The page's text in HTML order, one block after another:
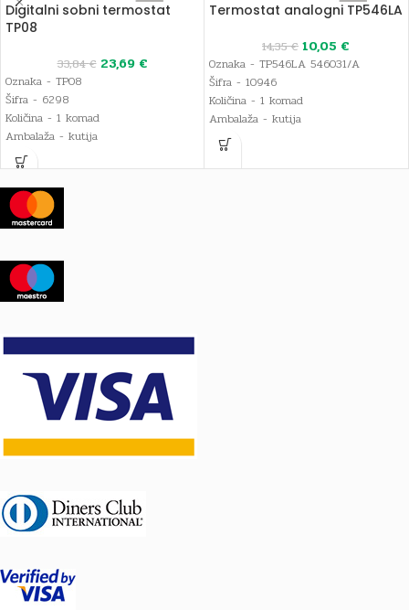
Digitalni sobni termostat
TP08
33,84€ 23,69 €
Oznaka - TP08
Šifra - 6298
Količina - 1 komad
Ambalaža - kutija
Dimenzije pakiranja - 9 x 4 x 9 cm
Bruto težina - 0,135 kg
Termostat analogni TP546LA
14,35€ 10,05 €
Oznaka - TP546LA 546031/A
Šifra - 10946
Količina - 1 komad
Ambalaža - kutija
Dimenzije pakiranja - 9 x 5 x 8 cm
Bruto težina - 0,125 kg